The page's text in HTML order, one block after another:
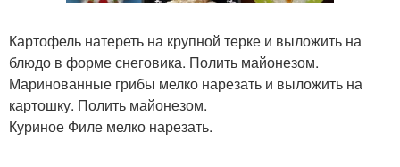
Картофель натереть на крупной терке и выложить на
блюдо в форме снеговика. Полить майонезом.
Маринованные грибы мелко нарезать и выложить на
картошку. Полить майонезом.
Куриное Филе мелко нарезать.